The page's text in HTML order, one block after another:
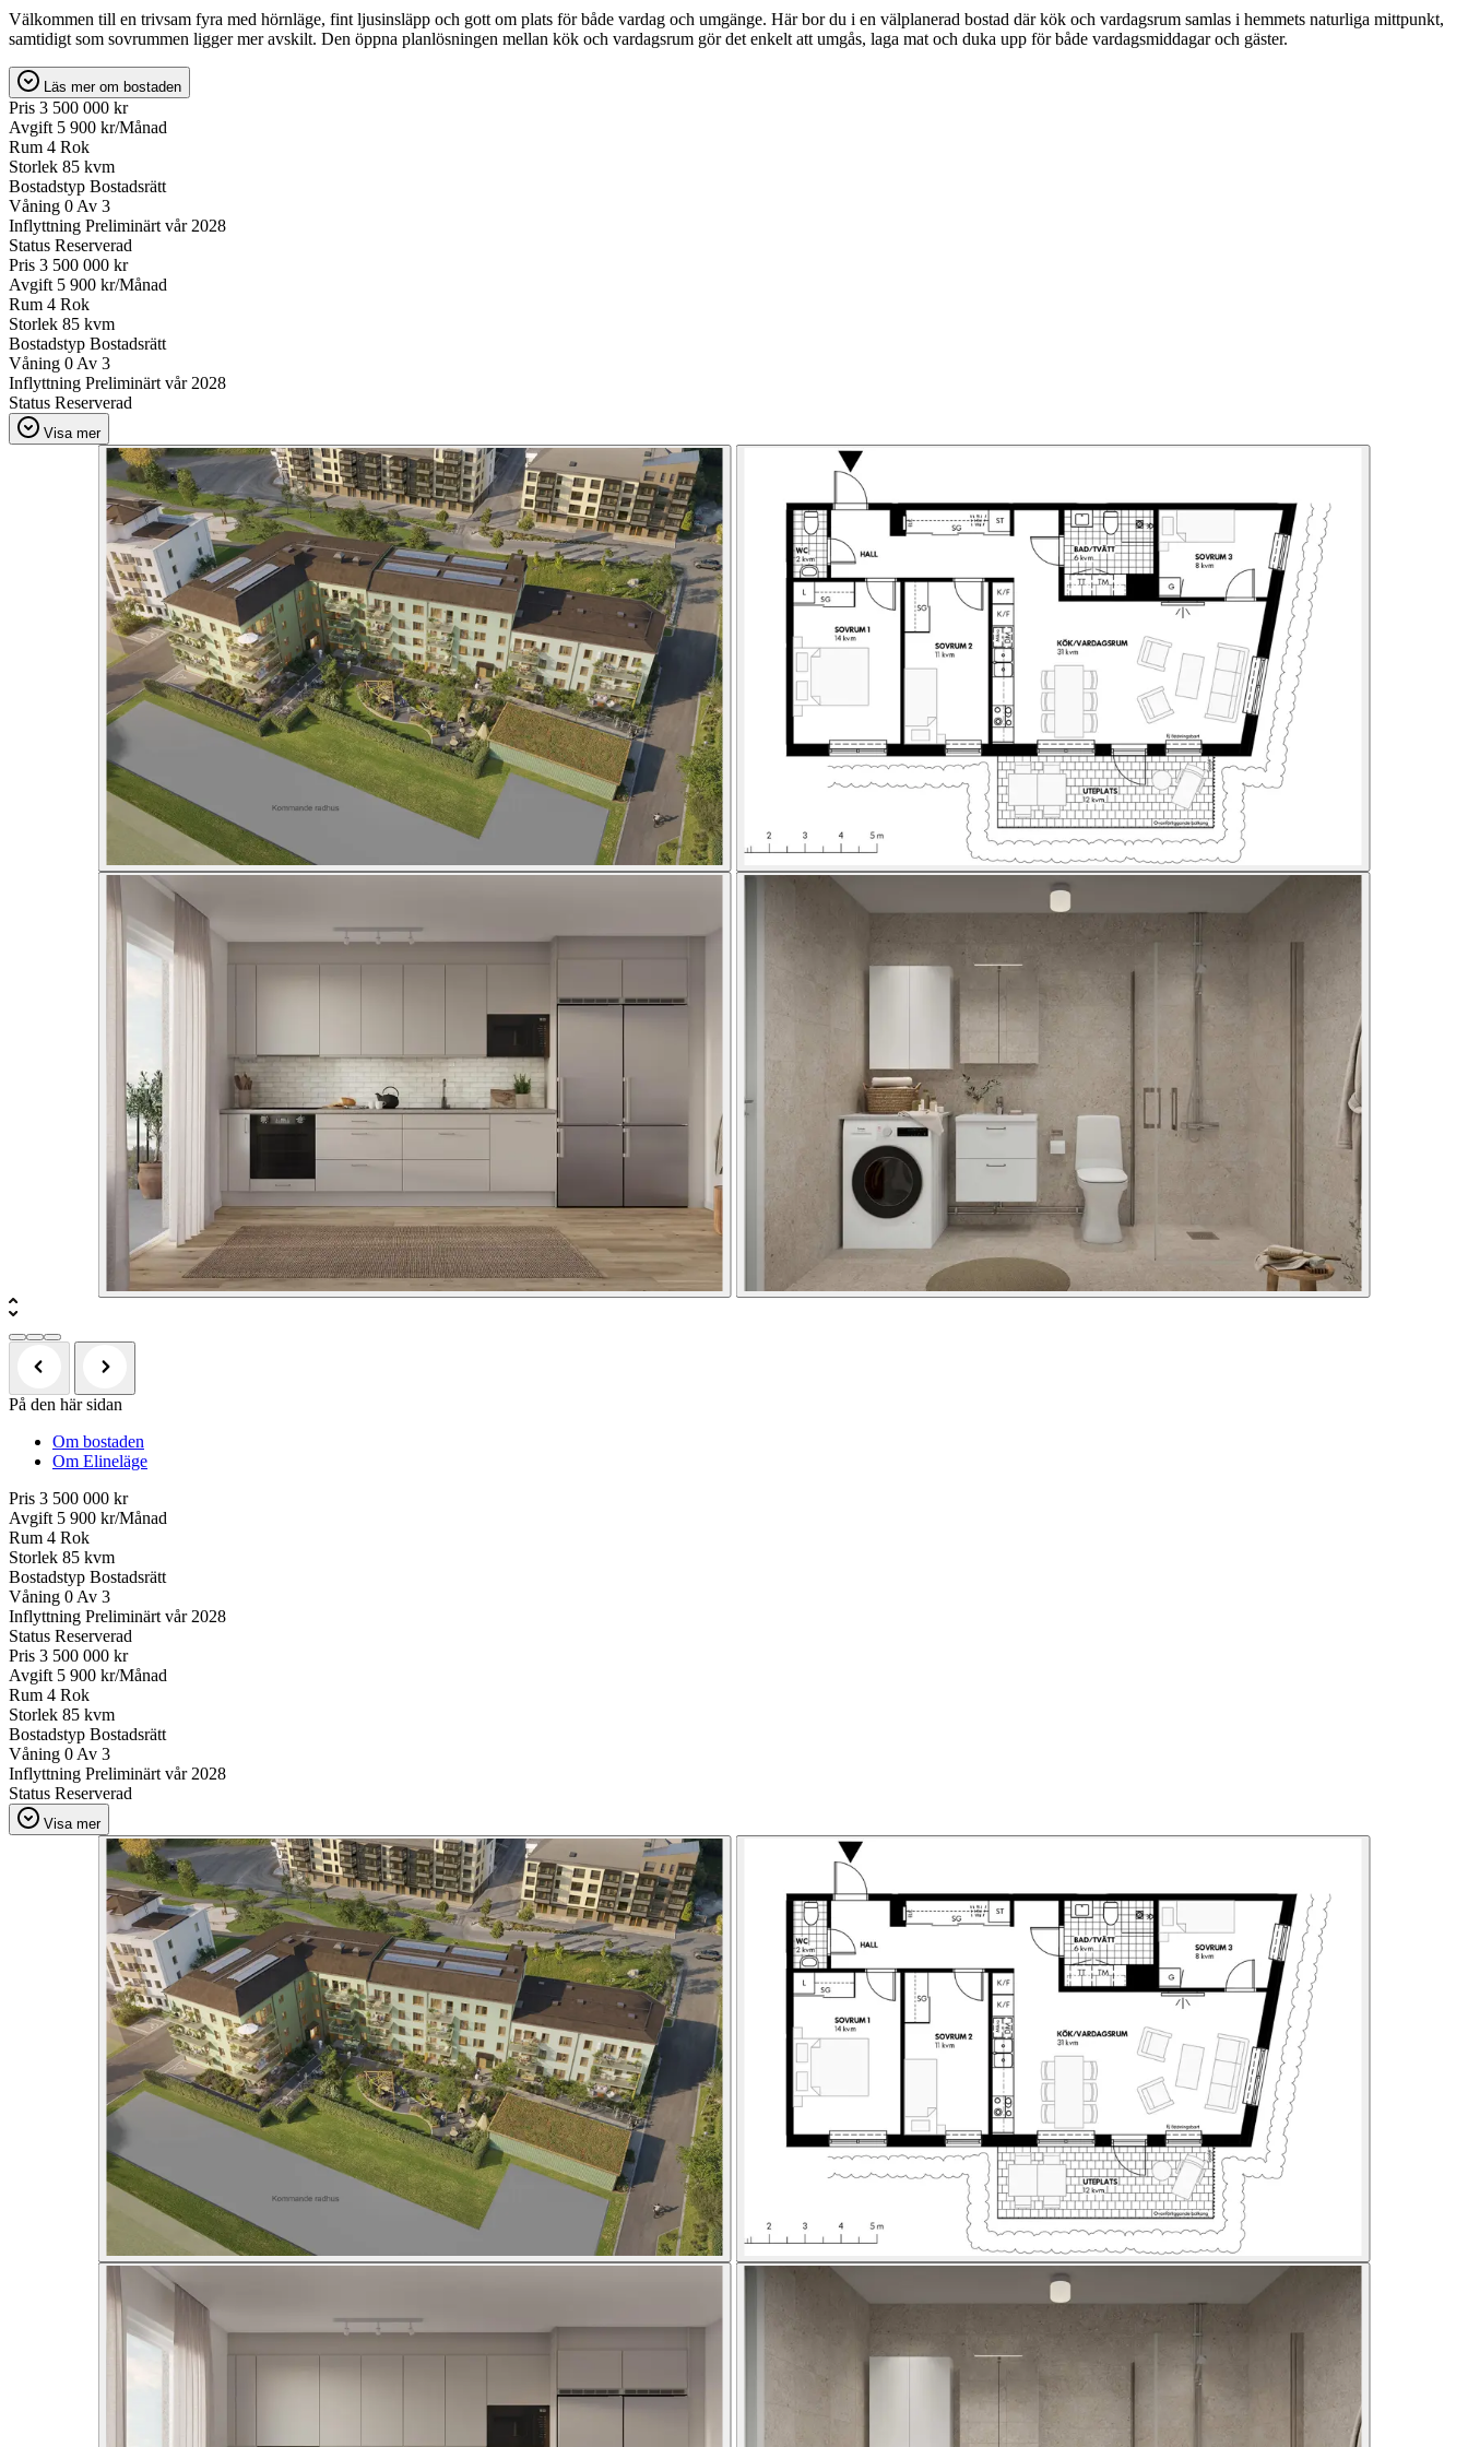
Välkommen till en trivsam fyra med hörnläge, fint ljusinsläpp och gott om plats för både vardag och umgänge. Här bor du i en välplanerad bostad där kök och vardagsrum samlas i hemmets naturliga mittpunkt,
samtidigt som sovrummen ligger mer avskilt. Den öppna planlösningen mellan kök och vardagsrum gör det enkelt att umgås, laga mat och duka upp för både vardagsmiddagar och gäster.
Läs mer om bostaden
Pris 3 500 000 kr
Avgift 5 900 kr/Månad
Rum 4 Rok
Storlek 85 kvm
Bostadstyp Bostadsrätt
Våning 0 Av 3
Inflyttning Preliminärt vår 2028
Status Reserverad
Pris 3 500 000 kr
Avgift 5 900 kr/Månad
Rum 4 Rok
Storlek 85 kvm
Bostadstyp Bostadsrätt
Våning 0 Av 3
Inflyttning Preliminärt vår 2028
Status Reserverad
Visa mer
På den här sidan
Om bostaden
Om Elineläge
Pris 3 500 000 kr
Avgift 5 900 kr/Månad
Rum 4 Rok
Storlek 85 kvm
Bostadstyp Bostadsrätt
Våning 0 Av 3
Inflyttning Preliminärt vår 2028
Status Reserverad
Pris 3 500 000 kr
Avgift 5 900 kr/Månad
Rum 4 Rok
Storlek 85 kvm
Bostadstyp Bostadsrätt
Våning 0 Av 3
Inflyttning Preliminärt vår 2028
Status Reserverad
Visa mer